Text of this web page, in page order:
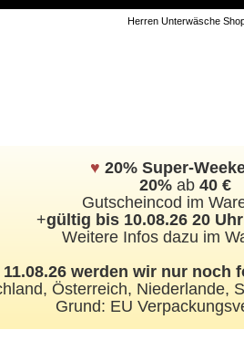
Herren Unterwäsche
♥ 20% Super-
20%ab 40 €
Gutscheincod im
+gültig bis 10.08.26 20 Uhr
Weitere Infos dazu im
werden wir nur noch
Österreich, Niederlande,
Grund: EU